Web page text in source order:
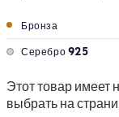
Бронза
Серебро 925
Этот товар имеет
выбрать на